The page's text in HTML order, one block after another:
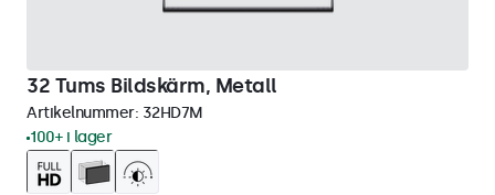
32 Tums Bildskärm, Metall
Artikelnummer: 32HD7M
100+ i lager